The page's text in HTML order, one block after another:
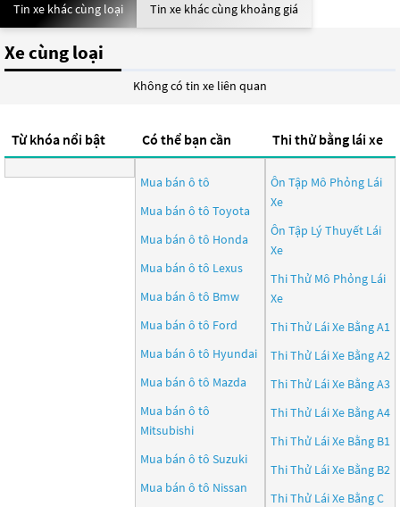
Tin xe khác cùng loại Tin xe khác cùng khoảng giá
Xe cùng loại
Không có tin xe liên quan
Từ khóa nổi bật Có thể bạn cần
Mua bán ô tô
Mua bán ô tô Toyota
Mua bán ô tô Honda
Mua bán ô tô Lexus
Mua bán ô tô Bmw
Mua bán ô tô Ford
Mua bán ô tô Hyundai
Mua bán ô tô Mazda
Mua bán ô tô
Mitsubishi
Mua bán ô tô Suzuki
Mua bán ô tô Nissan
Thi thử bằng lái xe
Ôn Tập Mô Phỏng Lái
Xe
Ôn Tập Lý Thuyết Lái
Xe
Thi Thử Mô Phỏng Lái
Xe
Thi Thử Lái Xe Bằng A1
Thi Thử Lái Xe Bằng A2
Thi Thử Lái Xe Bằng A3
Thi Thử Lái Xe Bằng A4
Thi Thử Lái Xe Bằng B1
Thi Thử Lái Xe Bằng B2
Thi Thử Lái Xe Bằng C